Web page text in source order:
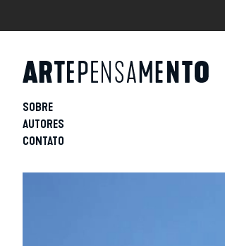
SOBRE
AUTORES
CONTATO